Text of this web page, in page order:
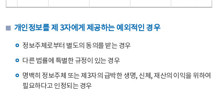
개인정보를 제 3자에게 제공하는 예외적인 경우
정보주체로부터 별도의 동의를 받는 경우
다른 법률에 특별한 규정이 있는 경우
명백히 정보주체 또는 제3자의 급박한 생명, 신체, 재산의 이익을 위하여
필요하다고 인정되는 경우